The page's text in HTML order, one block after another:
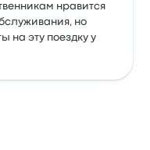
нравится
но
на эту поездку у